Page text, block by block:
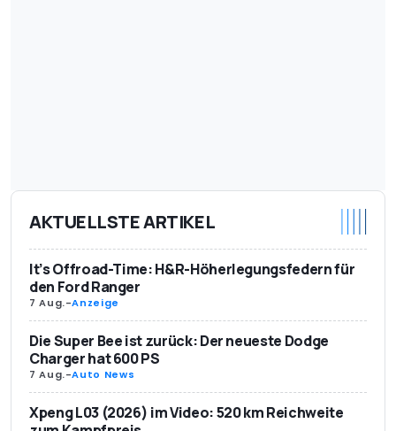
AKTUELLSTE ARTIKEL
It’s Offroad-Time: H&R-Höherlegungsfedern für
den Ford Ranger
7 Aug.-Anzeige
Die Super Bee ist zurück: Der neueste Dodge
Charger hat 600 PS
7 Aug.-Auto News
Xpeng L03 (2026) im Video: 520 km Reichweite